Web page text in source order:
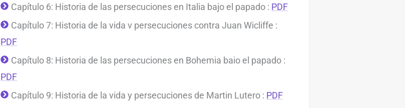
Capítulo 6: Historia de las persecuciones en Italia bajo el papado : PDF
Capítulo 7: Historia de la vida v persecuciones contra Juan Wicliffe :
PDF
Capítulo 8: Historia de las persecuciones en Bohemia baio el papado :
PDF
Capítulo 9: Historia de la vida y persecuciones de Martin Lutero : PDF